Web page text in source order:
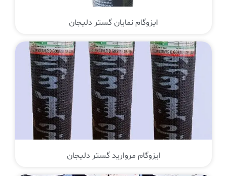
ایزوگام نمایان گستر دلیجان
ایزوگام مروارید گستر دلیجان